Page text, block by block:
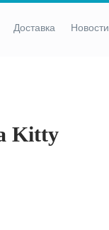
Доставка Новости
Kitty